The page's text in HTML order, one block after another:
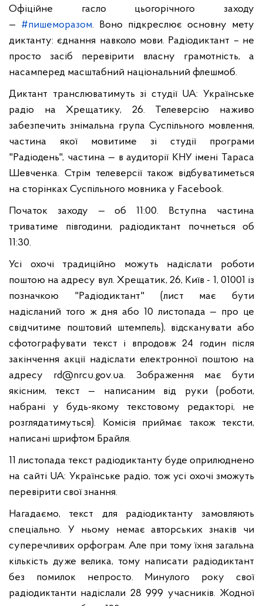
Офіційне гасло цьогорічного заходу
— #пишеморазом. Воно підкреслює основну мету
диктанту: єднання навколо мови. Радіодиктант – не
просто засіб перевірити власну грамотність, а
насамперед масштабний національний флешмоб.
Диктант транслюватимуть зі студії UA: Українське
радіо на Хрещатику, 26. Телеверсію наживо
забезпечить знімальна група Суспільного мовлення,
частина якої мовитиме зі студії програми
"Радіодень", частина — в аудиторії КНУ імені Тараса
Шевченка. Стрім телеверсії також відбуватиметься
на сторінках Суспільного мовника у Facebook.
Початок заходу — об 11:00. Вступна частина
триватиме півгодини, радіодиктант почнеться об
11:30.
Усі охочі традиційно можуть надіслати роботи
поштою на адресу вул. Хрещатик, 26, Київ - 1, 01001 із
позначкою "Радіодиктант" (лист має бути
надісланий того ж дня або 10 листопада — про це
свідчитиме поштовий штемпель), відсканувати або
сфотографувати текст і впродовж 24 годин після
закінчення акції надіслати електронної поштою на
адресу rd@nrcu.gov.ua. Зображення має бути
якісним, текст — написаним від руки (роботи,
набрані у будь-якому текстовому редакторі, не
розглядатимуться). Комісія приймає також тексти,
написані шрифтом Брайля.
11 листопада текст радіодиктанту буде оприлюднено
на сайті UA: Українське радіо, тож усі охочі зможуть
перевірити свої знання.
Нагадаємо, текст для радіодиктанту замовляють
спеціально. У ньому немає авторських знаків чи
суперечливих орфограм. Але при тому їхня загальна
кількість дуже велика, тому написати радіодиктант
без помилок непросто. Минулого року свої
радіодиктанти надіслали 28 999 учасників. Жодної